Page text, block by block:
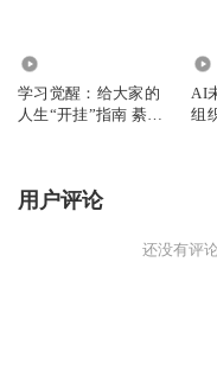
学习觉醒：给大家的
人生“开挂”指南 綦哲
AI
组
用户评论
还没有评